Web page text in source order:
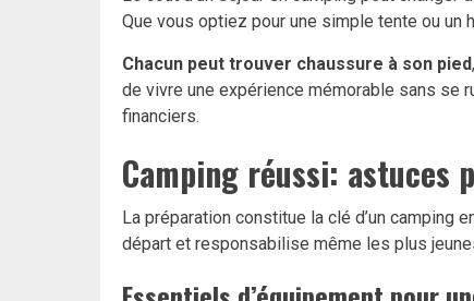
Que vous optiez pour une simple tente ou un
Chacun peut trouver chaussure à son pied
de vivre une expérience mémorable sans se
financiers.
Camping réussi: astuces
La préparation constitue la clé d’un camping
départ et responsabilise même les plus